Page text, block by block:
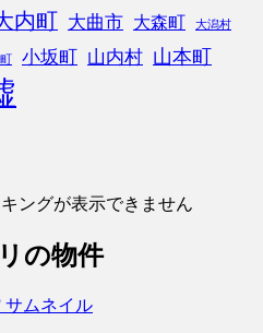
内町 大曲市 大森町 大潟村
小坂町 山内村 山本町
ングが表示できません
の物件